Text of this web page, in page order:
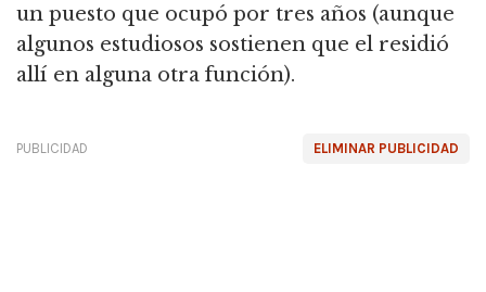
un puesto que ocupó por tres años (aunque
algunos estudiosos sostienen que el residió
allí en alguna otra función).
ELIMINAR PUBLICIDAD
PUBLICIDAD